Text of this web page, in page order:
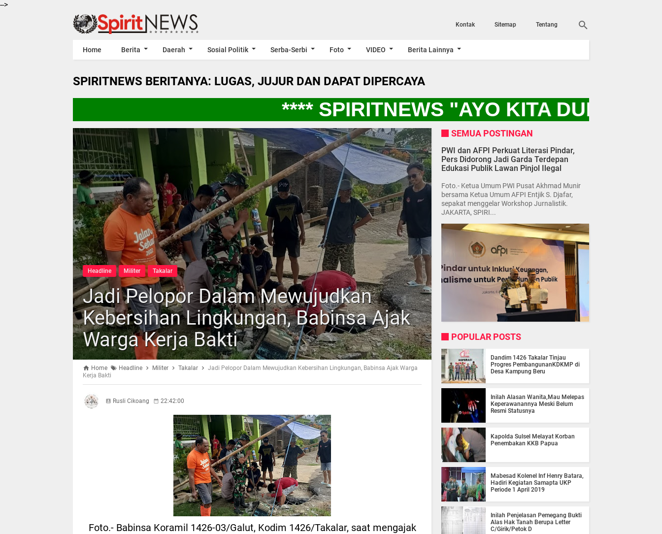
-->
Kontak Sitemap Tentang
Home Berita Daerah Sosial Politik Serba-Serbi Foto VIDEO Berita Lainnya
SPIRITNEWS BERITANYA: LUGAS, JUJUR DAN DAPAT DIPERCAYA
**** SPIRITNEWS "AYO KITA DUKUNG
Headline Militer Takalar
Jadi Pelopor Dalam Mewujudkan
Kebersihan Lingkungan, Babinsa Ajak
Warga Kerja Bakti
Home Headline Militer Takalar
Jadi Pelopor Dalam Mewujudkan Kebersihan Lingkungan, Babinsa Ajak Warga
Kerja Bakti
Rusli Cikoang 22:42:00
Foto.- Babinsa Koramil 1426-03/Galut, Kodim 1426/Takalar, saat mengajak
SEMUA POSTINGAN
PWI dan AFPI Perkuat Literasi Pindar,
Pers Didorong Jadi Garda Terdepan
Edukasi Publik Lawan Pinjol Ilegal
Foto.- Ketua Umum PWI Pusat Akhmad Munir
bersama Ketua Umum AFPI Entjik S. Djafar,
sepakat menggelar Workshop Jurnalistik.
JAKARTA, SPIRI...
POPULAR POSTS
Dandim 1426 Takalar Tinjau
Progres PembangunanKDKMP di
Desa Kampung Beru
Inilah Alasan Wanita,Mau Melepas
Keperawanannya Meski Belum
Resmi Statusnya
Kapolda Sulsel Melayat Korban
Penembakan KKB Papua
Mabesad Kolenel Inf Henry Batara,
Hadiri Kegiatan Samapta UKP
Periode 1 April 2019
Inilah Penjelasan Pemegang Bukti
Alas Hak Tanah Berupa Letter
C/Girik/Petok D